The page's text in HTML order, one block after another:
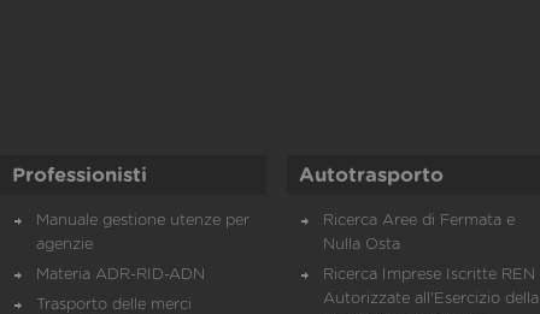
Professionisti
Manuale gestione utenze per
agenzie
Materia ADR-RID-ADN
Trasporto delle merci
Autotrasporto
Ricerca Aree di Fermata e
Nulla Osta
Ricerca Imprese Iscritte REN
Autorizzate all'Esercizio della